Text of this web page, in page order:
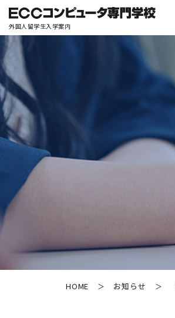
外国人留学生入学案内
HOME ＞ お知らせ ＞